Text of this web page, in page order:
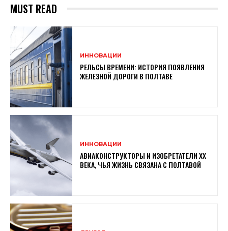
MUST READ
ИННОВАЦИИ
РЕЛЬСЫ ВРЕМЕНИ: ИСТОРИЯ ПОЯВЛЕНИЯ
ЖЕЛЕЗНОЙ ДОРОГИ В ПОЛТАВЕ
ИННОВАЦИИ
АВИАКОНСТРУКТОРЫ И ИЗОБРЕТАТЕЛИ XX
ВЕКА, ЧЬЯ ЖИЗНЬ СВЯЗАНА С ПОЛТАВОЙ